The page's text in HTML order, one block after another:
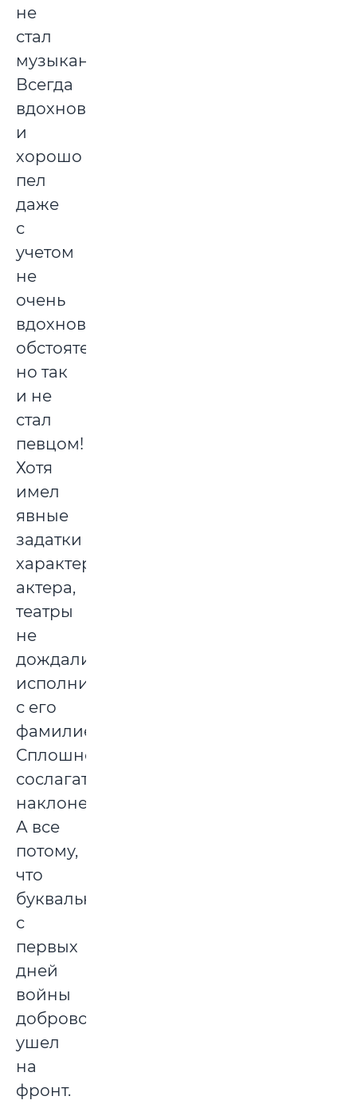
не
стал
музыкантом.
Всегда
вдохновенно
и
хорошо
пел
даже
с
учетом
не
очень
вдохновенных
обстоятельств,
но так
и не
стал
певцом!
Хотя
имел
явные
задатки
характерного
актера,
театры
не
дождались
исполнителя
с его
фамилией.
Сплошное
сослагательное
наклонение.
А все
потому,
что
буквально
с
первых
дней
войны
добровольцем
ушел
на
фронт.